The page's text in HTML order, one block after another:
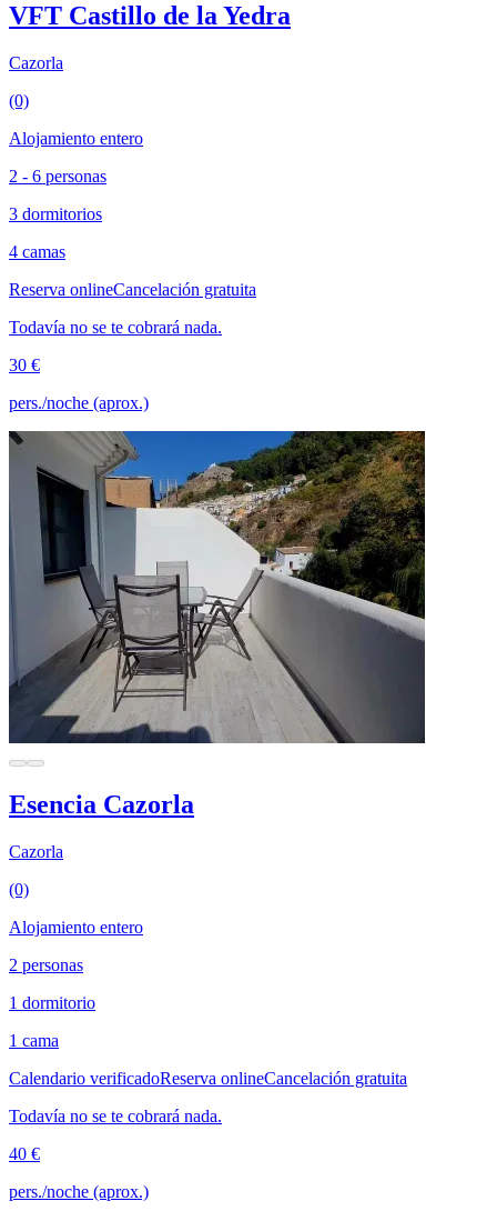
VFT Castillo de la Yedra
Cazorla
(0)
Alojamiento entero
2 - 6 personas
3 dormitorios
4 camas
Reserva onlineCancelación gratuita
Todavía no se te cobrará nada.
30 €
pers./noche (aprox.)
Esencia Cazorla
Cazorla
(0)
Alojamiento entero
2 personas
1 dormitorio
1 cama
Calendario verificadoReserva onlineCancelación gratuita
Todavía no se te cobrará nada.
40 €
pers./noche (aprox.)